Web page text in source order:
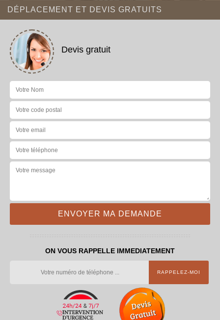
DÉPLACEMENT ET DEVIS GRATUITS
Devis gratuit
ON VOUS RAPPELLE IMMEDIATEMENT